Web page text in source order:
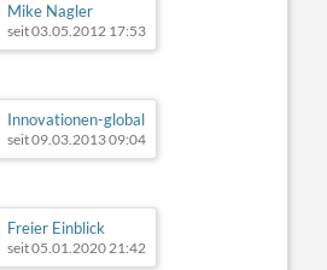
Mike Nagler
seit 03.05.2012 17:53
Innovationen-global
seit 09.03.2013 09:04
Freier Einblick
seit 05.01.2020 21:42